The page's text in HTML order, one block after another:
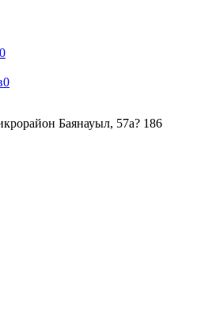
0
0
Баянауыл, 57а? ​186